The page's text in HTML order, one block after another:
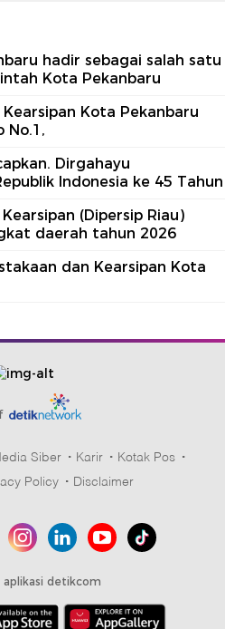
hadir sebagai salah satu
Kota Pekanbaru
Kota Pekanbaru
No.1,
Dirgahayu
Indonesia ke 45 Tahun
(Dipersip Riau)
daerah tahun 2026
dan Kearsipan Kota
Siber Karir
Kotak Pos
Policy Disclaimer
aplikasi detikcom